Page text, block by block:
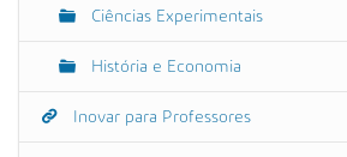
Ciências Experimentais
História e Economia
Inovar para Professores